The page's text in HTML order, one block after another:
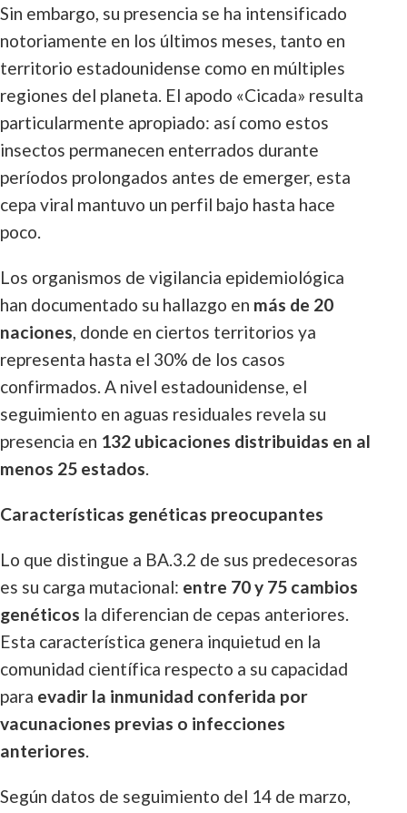
Sin embargo, su presencia se ha intensificado
notoriamente en los últimos meses, tanto en
territorio estadounidense como en múltiples
regiones del planeta. El apodo «Cicada» resulta
particularmente apropiado: así como estos
insectos permanecen enterrados durante
períodos prolongados antes de emerger, esta
cepa viral mantuvo un perfil bajo hasta hace
poco.
Los organismos de vigilancia epidemiológica
han documentado su hallazgo en más de 20
naciones, donde en ciertos territorios ya
representa hasta el 30% de los casos
confirmados. A nivel estadounidense, el
seguimiento en aguas residuales revela su
presencia en 132 ubicaciones distribuidas en al
menos 25 estados.
Características genéticas preocupantes
Lo que distingue a BA.3.2 de sus predecesoras
es su carga mutacional: entre 70 y 75 cambios
genéticos la diferencian de cepas anteriores.
Esta característica genera inquietud en la
comunidad científica respecto a su capacidad
para evadir la inmunidad conferida por
vacunaciones previas o infecciones
anteriores.
Según datos de seguimiento del 14 de marzo,